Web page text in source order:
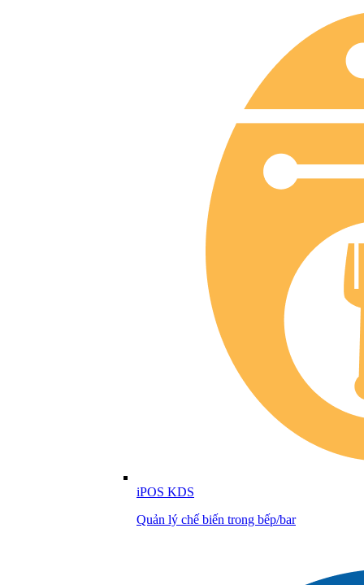
iPOS KDS
Quản lý chế biến trong bếp/bar